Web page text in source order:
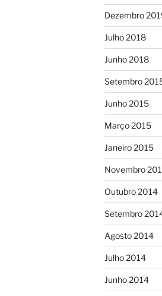
Dezembro
Julho 2018
Junho 2018
Setembro
Junho 2015
Março 2015
Janeiro 2015
Novembro
Outubro 2014
Setembro
Agosto 2014
Julho 2014
Junho 2014